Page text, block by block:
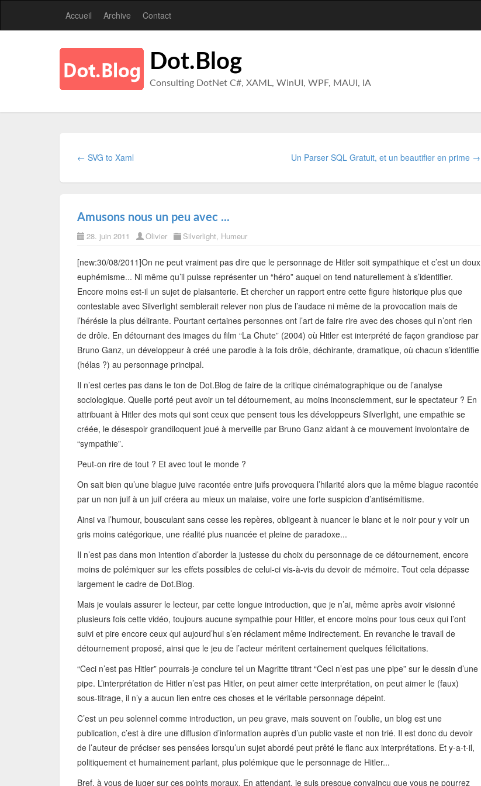
Accueil Archive Contact
Dot.Blog
Consulting DotNet C#, XAML, WinUI, WPF, MAUI, IA
← SVG to Xaml Un Parser SQL Gratuit, et un beautifier en prime →
Amusons nous un peu avec ...
28. juin 2011 Olivier Silverlight, Humeur
[new:30/08/2011]On ne peut vraiment pas dire que le personnage de Hitler soit sympathique et c’est un doux
euphémisme... Ni même qu’il puisse représenter un “héro” auquel on tend naturellement à s’identifier.
Encore moins est-il un sujet de plaisanterie. Et chercher un rapport entre cette figure historique plus que
contestable avec Silverlight semblerait relever non plus de l’audace ni même de la provocation mais de
l’hérésie la plus délirante. Pourtant certaines personnes ont l’art de faire rire avec des choses qui n’ont rien
de drôle. En détournant des images du film “La Chute” (2004) où Hitler est interprété de façon grandiose par
Bruno Ganz, un développeur à créé une parodie à la fois drôle, déchirante, dramatique, où chacun s’identifie
(hélas ?) au personnage principal.
Il n’est certes pas dans le ton de Dot.Blog de faire de la critique cinématographique ou de l’analyse
sociologique. Quelle porté peut avoir un tel détournement, au moins inconsciemment, sur le spectateur ? En
attribuant à Hitler des mots qui sont ceux que pensent tous les développeurs Silverlight, une empathie se
créée, le désespoir grandiloquent joué à merveille par Bruno Ganz aidant à ce mouvement involontaire de
“sympathie”.
Peut-on rire de tout ? Et avec tout le monde ?
On sait bien qu’une blague juive racontée entre juifs provoquera l’hilarité alors que la même blague racontée
par un non juif à un juif créera au mieux un malaise, voire une forte suspicion d’antisémitisme.
Ainsi va l’humour, bousculant sans cesse les repères, obligeant à nuancer le blanc et le noir pour y voir un
gris moins catégorique, une réalité plus nuancée et pleine de paradoxe...
Il n’est pas dans mon intention d’aborder la justesse du choix du personnage de ce détournement, encore
moins de polémiquer sur les effets possibles de celui-ci vis-à-vis du devoir de mémoire. Tout cela dépasse
largement le cadre de Dot.Blog.
Mais je voulais assurer le lecteur, par cette longue introduction, que je n’ai, même après avoir visionné
plusieurs fois cette vidéo, toujours aucune sympathie pour Hitler, et encore moins pour tous ceux qui l’ont
suivi et pire encore ceux qui aujourd’hui s’en réclament même indirectement. En revanche le travail de
détournement proposé, ainsi que le jeu de l’acteur méritent certainement quelques félicitations.
“Ceci n’est pas Hitler” pourrais-je conclure tel un Magritte titrant “Ceci n’est pas une pipe” sur le dessin d’une
pipe. L’interprétation de Hitler n’est pas Hitler, on peut aimer cette interprétation, on peut aimer le (faux)
sous-titrage, il n’y a aucun lien entre ces choses et le véritable personnage dépeint.
C’est un peu solennel comme introduction, un peu grave, mais souvent on l’oublie, un blog est une
publication, c’est à dire une diffusion d’information auprès d’un public vaste et non trié. Il est donc du devoir
de l’auteur de préciser ses pensées lorsqu’un sujet abordé peut prêté le flanc aux interprétations. Et y-a-t-il,
politiquement et humainement parlant, plus polémique que le personnage de Hitler...
Bref, à vous de juger sur ces points moraux. En attendant, je suis presque convaincu que vous ne pourrez